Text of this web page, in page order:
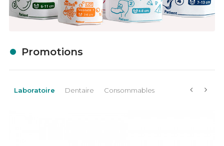
Promotions
Laboratoire Dentaire Consommables